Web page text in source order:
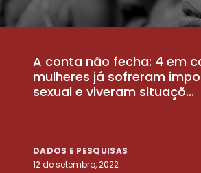
A conta não fecha: 4 em
mulheres já sofreram
sexual e viveram situaçõ...
DADOS E PESQUISAS
12 de setembro, 2022